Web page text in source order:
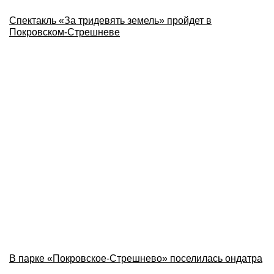
Спектакль «За тридевять земель» пройдет в
Покровском-Стрешневе
В парке «Покровское-Стрешнево» поселилась ондатра